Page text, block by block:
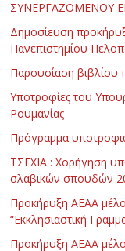
ΣΥΝΕΡΓΑΖΟΜΕΝΟΥ
Δημοσίευση
Πανεπιστημίου
Παρουσίαση βιβλίου
Υποτροφίες του
Ρουμανίας
Πρόγραμμα
ΤΣΕΧΙΑ : Χορήγηση
σλαβικών σπουδών
Προκήρυξη ΑΕΑΑ
“Εκκλησιαστική
Προκήρυξη ΑΕΑΑ